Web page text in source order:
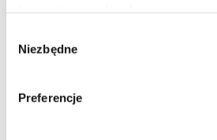
zgody
Niezbędne
Preferencje
ZA DUŻY NA BAJKI 3
złośliwy komentarz… i nieświadomie
uderza w jedną z najbliższych mu osób –
ciężarem własnego błędu, Waldi nie
nienawiści. Ale kiedy sytuacja zaczyna